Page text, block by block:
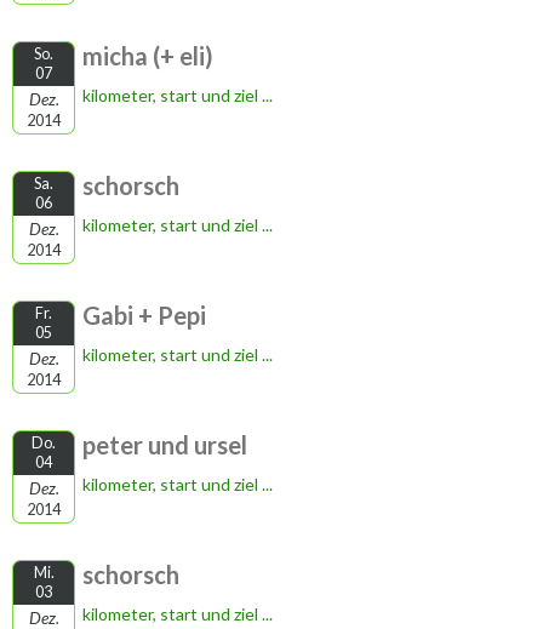
So.
07
Dez.
2014
micha (+ eli)
kilometer, start und ziel ...
Sa.
06
Dez.
2014
schorsch
kilometer, start und ziel ...
Fr.
05
Dez.
2014
Gabi + Pepi
kilometer, start und ziel ...
Do.
04
Dez.
2014
peter und ursel
kilometer, start und ziel ...
Mi.
03
Dez.
schorsch
kilometer, start und ziel ...